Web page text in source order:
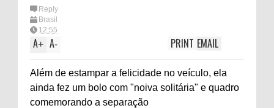
Reply
Brasil
12:55
A+ A- EMAIL
PRINT
Além de estampar a felicidade no veículo, ela
ainda fez um bolo com "noiva solitária" e quadro
comemorando a separação